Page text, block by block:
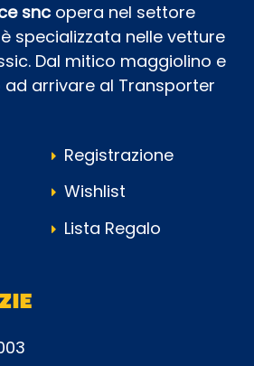
snc opera nel settore
specializzata nelle vetture
Dal mitico maggiolino e
arrivare al Transporter
Registrazione
Wishlist
Lista Regalo